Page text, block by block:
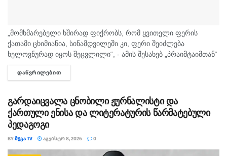
„მომხმარებელი ხშირად ფიქრობს, რომ ყვითელი ფერის
ქათამი ცხიმიანია, სინამდვილეში კი, ფერი შეიძლება
ხელოვნურად იყოს შეცვლილი“, - ამის შესახებ „პრაიმტაიმთან“
სურსათის უვნებლობის სპეციალისტი, ირაკლი არაბული
საუბრობს. „ბაზარი ითხოვს, რომ ქათამი იყოს...
ᲓᲐᲬᲕᲠᲘᲚᲔᲑᲘᲗ
გარდაიცვალა ცნობილი ჟურნალისტი და
ქართული ენისა და ლიტერატურის წარმატებული
პედაგოგი
BYᲛᲔᲒᲐ TV ᲐᲒᲕᲘᲡᲢᲝ 8, 2026 0